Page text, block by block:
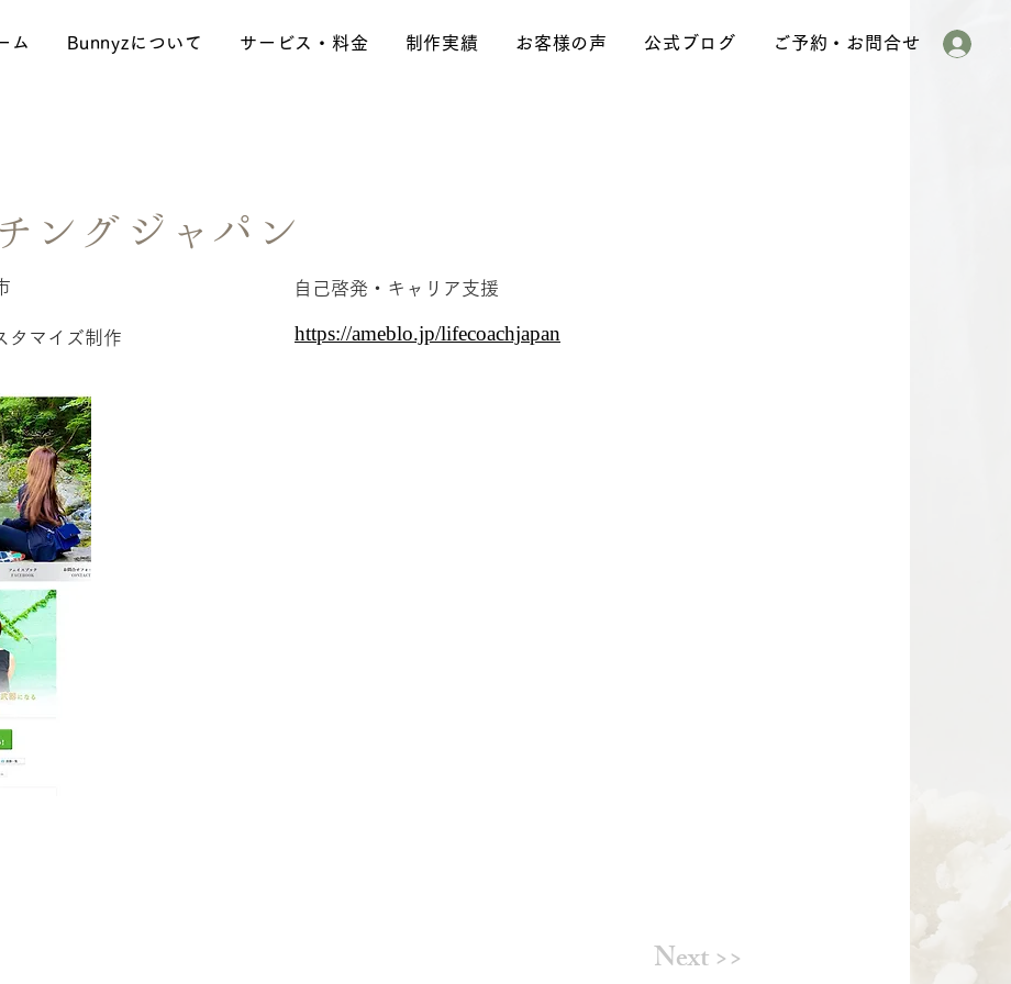
ム Bunnyzについて サービス・料金 制作実績 お客様の声 公式ブログ ご予約・お問合せ
ングジャパン
自己啓発・キャリア支援
タマイズ制作 https://ameblo.jp/lifecoachjapan
Next >>